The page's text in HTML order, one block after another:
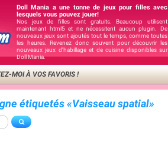
Doll Mania a une tonne de jeux pour filles avec
lesquels vous pouvez jouer!
Nos jeux de filles sont gratuits. Beaucoup utilisent
maintenant html5 et ne nécessitent aucun plugin. De
nouveaux jeux sont ajoutés tout le temps, comme toutes
les heures. Revenez donc souvent pour découvrir les
nouveaux jeux d'habillage et de cuisine disponibles sur
Doll Mania.
MOI À VOS FAVORIS !
étiquetés «Vaisseau spatial»